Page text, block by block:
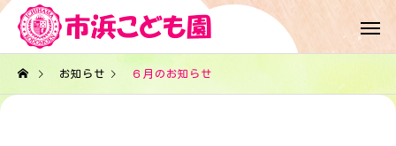
お知らせ ６月のお知らせ